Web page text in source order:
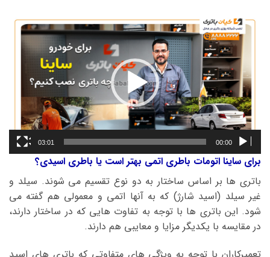
نمایشگر
ویدیو
00:00
03:01
برای ساینا اتومات باطری اتمی بهتر است یا باطری اسیدی؟
باتری ها بر اساس ساختار به دو نوع تقسیم می شوند. سیلد و
غیر سیلد (اسید شارژ) که به آنها اتمی و معمولی هم گفته می
شود. این باتری ها با توجه به تفاوت هایی که در ساختار دارند،
در مقایسه با یکدیگر مزایا و معایبی هم دارند.
تعمیرکاران با توجه به ویژگی های متفاوتی که باتری های اسید